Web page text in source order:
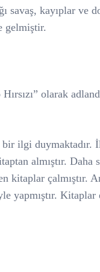
savaş, kayıplar ve
gelmiştir.
olarak
ilgi duymaktadır.
almıştır.
kitaplar çalmıştır.
yapmıştır.